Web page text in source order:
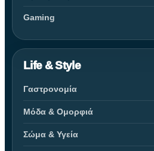
Gaming
Life & Style
Γαστρονομία
Μόδα & Ομορφιά
Σώμα & Υγεία